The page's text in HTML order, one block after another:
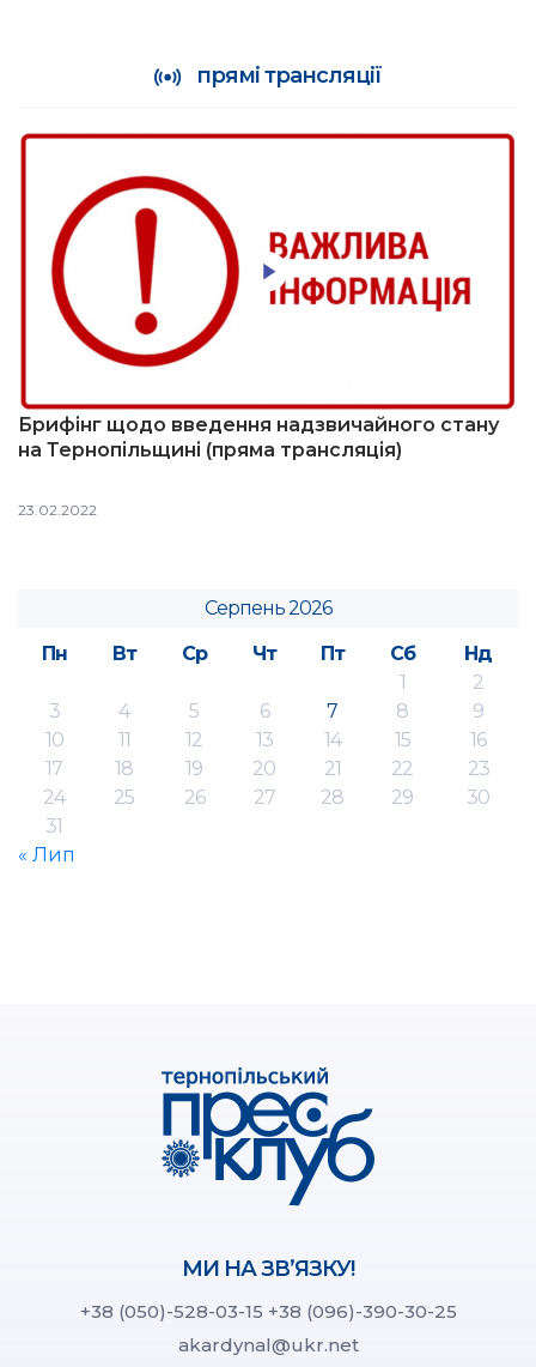
прямі трансляції
Брифінг щодо введення надзвичайного стану
на Тернопільщині (пряма трансляція)
23.02.2022
Серпень 2026
Пн
Вт Ср Чт Пт Сб
Нд
1
2
3
4 5 6 7 8
9
10
11 12 13 14 15
16
17
18 19 20 21 22
23
24
25 26 27 28 29
30
31
« Лип
МИ НА ЗВ’ЯЗКУ!
+38 (050)-528-03-15 +38 (096)-390-30-25
akardynal@ukr.net